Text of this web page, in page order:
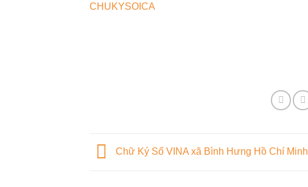
CHUKYSOICA
Chữ Ký Số VINA xã Bình Hưng Hồ Chí Minh